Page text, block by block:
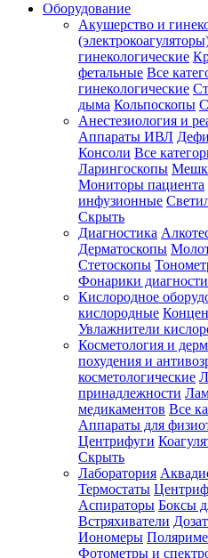
Оборудование
Акушерство и
гинекологические
фетальные Все
гинекологические
дыма Кольпоскопы
Анестезиология и
Аппараты ИВЛ
Консоли Все
Ларингоскопы
Мониторы пациента
инфузионные
Скрыть
Диагностика
Дерматоскопы
Стетоскопы
Фонарики
Кислородное
кислородные
Увлажнители
Косметология и
похудения и
косметологические
принадлежности
медикаментов Все
Аппараты для
Центрифуги
Скрыть
Лаборатория
Термостаты
Аспираторы Боксы
Встряхиватели
Иономеры
Фотометры и